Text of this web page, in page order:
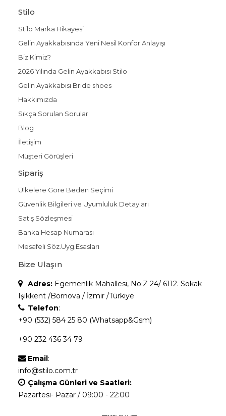
Stilo
Stilo Marka Hikayesi
Gelin Ayakkabısında Yeni Nesil Konfor Anlayışı
Biz Kimiz?
2026 Yılında Gelin Ayakkabısı Stilo
Gelin Ayakkabısı Bride shoes
Hakkımızda
Sıkça Sorulan Sorular
Blog
İletişim
Müşteri Görüşleri
Sipariş
Ülkelere Göre Beden Seçimi
Güvenlik Bilgileri ve Uyumluluk Detayları
Satış Sözleşmesi
Banka Hesap Numarası
Mesafeli Söz.Uyg.Esasları
Bize Ulaşın
Adres: Egemenlik Mahallesi, No:Z 24/ 6112. Sokak
Işıkkent /Bornova / İzmir /Türkiye
Telefon:
+90 (532) 584 25 80 (Whatsapp&Gsm)
+90 232 436 34 79
Email:
info@stilo.com.tr
Çalışma Günleri ve Saatleri:
Pazartesi- Pazar / 09:00 - 22:00